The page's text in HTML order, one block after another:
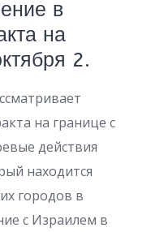
в
на
2.
на границе с
действия
находится
городов в
с Израилем в